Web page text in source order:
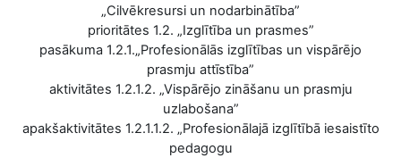
„Cilvēkresursi un nodarbinātība”
prioritātes 1.2. „Izglītība un prasmes”
pasākuma 1.2.1.„Profesionālās izglītības un vispārējo
prasmju attīstība”
aktivitātes 1.2.1.2. „Vispārējo zināšanu un prasmju
uzlabošana”
apakšaktivitātes 1.2.1.1.2. „Profesionālajā izglītībā iesaistīto
pedagogu